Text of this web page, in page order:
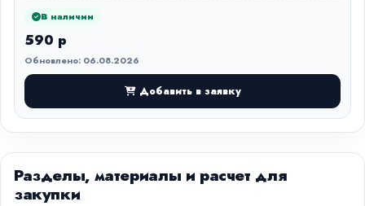
В наличии
590 р
Обновлено: 06.08.2026
Добавить в заявку
Разделы, материалы и расчет для
закупки